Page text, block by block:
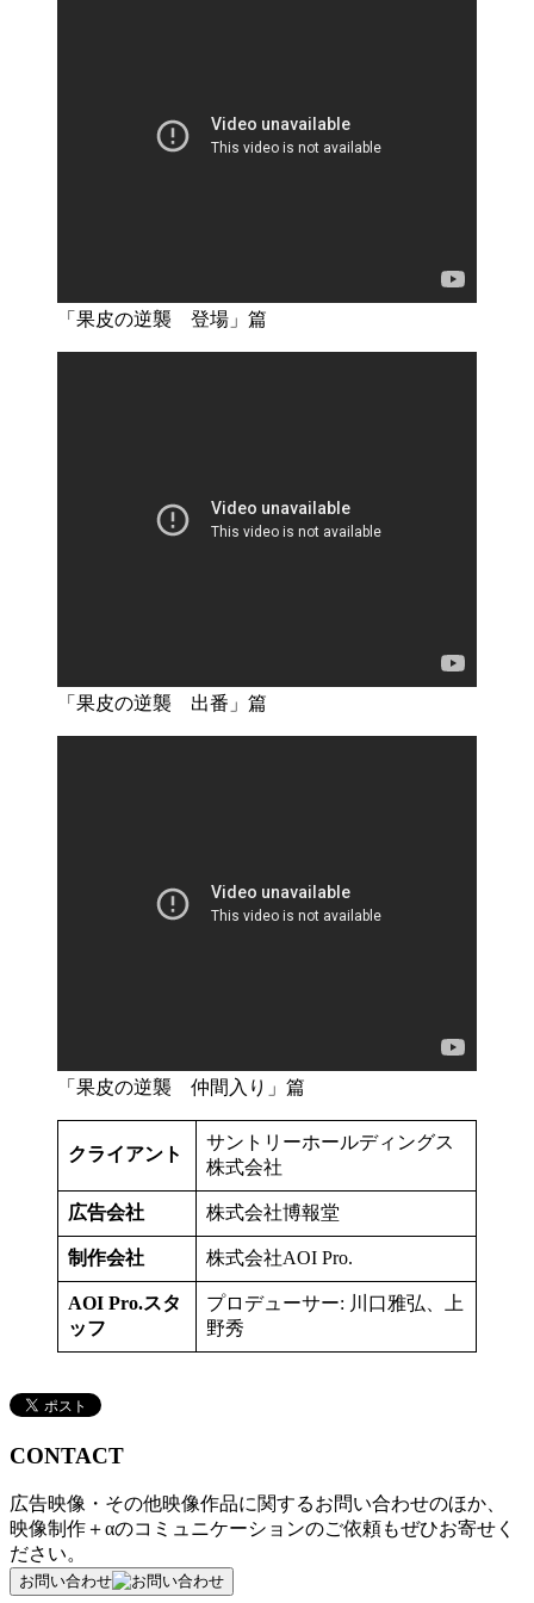
「果皮の逆襲 登場」篇
「果皮の逆襲 出番」篇
「果皮の逆襲 仲間入り」篇
クライアント
サントリーホールディングス
株式会社
広告会社 株式会社博報堂
制作会社 株式会社AOI Pro.
AOI Pro.スタ
ッフ
プロデューサー: 川口雅弘、上
野秀
CONTACT
広告映像・その他映像作品に関するお問い合わせのほか、
映像制作＋αのコミュニケーションのご依頼もぜひお寄せく
ださい。
お問い合わせ